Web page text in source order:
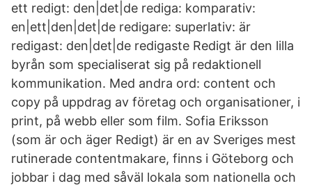
ett redigt: den|det|de rediga: komparativ:
en|ett|den|det|de redigare: superlativ: är
redigast: den|det|de redigaste Redigt är den lilla
byrån som specialiserat sig på redaktionell
kommunikation. Med andra ord: content och
copy på uppdrag av företag och organisationer, i
print, på webb eller som film. Sofia Eriksson
(som är och äger Redigt) är en av Sveriges mest
rutinerade contentmakare, finns i Göteborg och
jobbar i dag med såväl lokala som nationella och